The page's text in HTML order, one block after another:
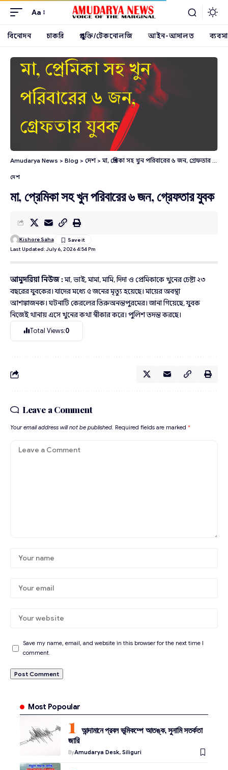
Aa
বিনোদন চাকরি প্রযুক্তি/টেকনোলজি আইন-আদালত ব্যবসা
Amudarya News > Blog > দেশ>মা, প্রেমিকা সহ খুন পরিবারের ৬ জন, গ্রেফতার যুবক
দেশ
মা, প্রেমিকা সহ খুন পরিবারের ৬ জন, গ্রেফতার যুবক
Last Updated: July 6, 2026 4:54 Pm
Kishore Saha
আমুদরিয়া নিউজ :মা, ভাই, মামা, মামি, দিদা ও প্রেমিকাকে খুনের চেষ্টা ২৩
বছরের যুবকের। যাদের মধ্যে ৫ জনের মৃত্যু হয়েছে। মায়ের অবস্থা
আশঙ্কাজনক। ঘটনাটি কেরলের তিরুঅনন্তপুরমের। জানা গিয়েছে, যুবক
নিজেই থানায় এসে খুনের কথা স্বীকার করে। পুলিশ তদন্ত করছে।
Total Views:0
Leave a Comment
Your email address will not be published. Required fields are marked *
Save my name, email, and website in this browser for the next time I
comment.
Most Popoular
আন্দামানে প্রবল ভূমিকম্পে আতঙ্ক, সুনামি সতর্কতা
জারি
ByAmudarya Desk, Siliguri